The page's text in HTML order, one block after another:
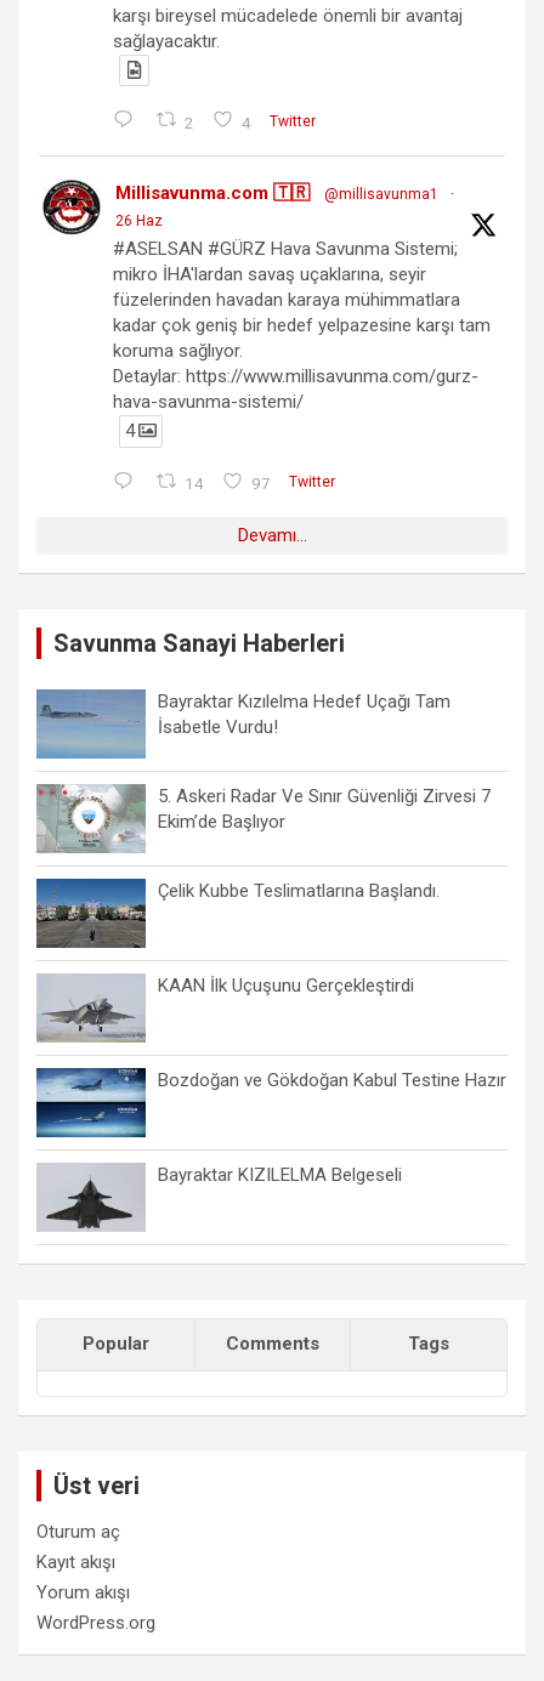
karşı bireysel mücadelede önemli bir avantaj
sağlayacaktır.
2 4 Twitter
Millisavunma.com 🇹🇷 @millisavunma1
·
26 Haz
#ASELSAN #GÜRZ Hava Savunma Sistemi;
mikro İHA'lardan savaş uçaklarına, seyir
füzelerinden havadan karaya mühimmatlara
kadar çok geniş bir hedef yelpazesine karşı tam
koruma sağlıyor.
Detaylar: https://www.millisavunma.com/gurz-
hava-savunma-sistemi/
4
14 97 Twitter
Devamı...
Savunma Sanayi Haberleri
Bayraktar Kızılelma Hedef Uçağı Tam
İsabetle Vurdu!
5. Askeri Radar Ve Sınır Güvenliği Zirvesi 7
Ekim’de Başlıyor
Çelik Kubbe Teslimatlarına Başlandı.
KAAN İlk Uçuşunu Gerçekleştirdi
Bozdoğan ve Gökdoğan Kabul Testine Hazır
Bayraktar KIZILELMA Belgeseli
Popular Comments Tags
Üst veri
Oturum aç
Kayıt akışı
Yorum akışı
WordPress.org